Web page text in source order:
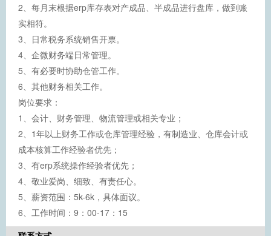
2、每月末根据erp库存表对产成品、半成品进行盘库，做到账
实相符。
3、日常税务系统销售开票。
4、企微财务端日常管理。
5、有必要时协助仓管工作。
6、其他财务相关工作。
岗位要求：
1、会计、财务管理、物流管理或相关专业；
2、1年以上财务工作或仓库管理经验，有制造业、仓库会计或
成本核算工作经验者优先；
3、有erp系统操作经验者优先；
4、敬业爱岗、细致、有责任心。
5、薪资范围：5k-6k，具体面议。
6、工作时间：9：00-17：15